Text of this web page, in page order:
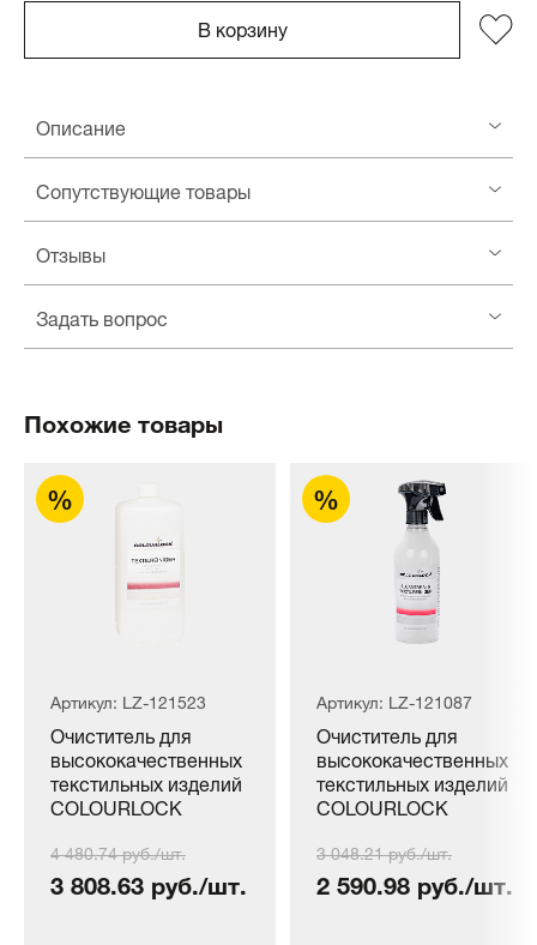
В корзину
Описание
Сопутствующие товары
Отзывы
Задать вопрос
Похожие товары
Артикул: LZ-121523
Очиститель для
высококачественных
текстильных изделий
COLOURLOCK
Textilreiniger, 1000 мл
4 480.74 руб./шт.
3 808.63 руб./шт.
Артикул: LZ-121087
Очиститель для
высококачественных
текстильных изделий
COLOURLOCK
Textilreiniger 500 мл
3 048.21 руб./шт.
2 590.98 руб./шт.